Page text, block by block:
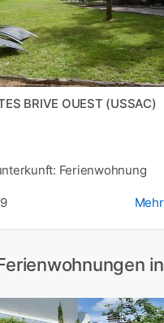
BRIVE OUEST (USSAC)
Ferienwohnung